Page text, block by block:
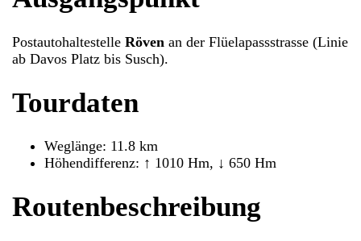
PostautohaltestelleRöven an der Flüelapassstrasse (Linie
ab Davos Platz bis Susch).
Tourdaten
Weglänge: 11.8 km
Höhendifferenz: ↑ 1010 Hm, ↓ 650 Hm
Routenbeschreibung